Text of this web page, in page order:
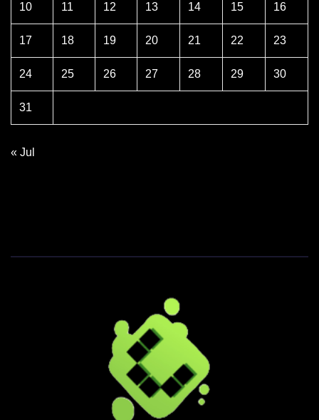
10 11 12 13 14 15 16
17 18 19 20 21 22 23
24 25 26 27 28 29 30
31
« Jul